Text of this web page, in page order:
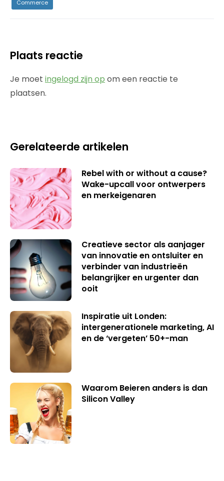
Commerce
Plaats reactie
Je moet ingelogd zijn op om een reactie te
plaatsen.
Gerelateerde artikelen
Rebel with or without a cause?
Wake-upcall voor ontwerpers
en merkeigenaren
Creatieve sector als aanjager
van innovatie en ontsluiter en
verbinder van industrieën
belangrijker en urgenter dan
ooit
Inspiratie uit Londen:
intergenerationele marketing, AI
en de ‘vergeten’ 50+-man
Waarom Beieren anders is dan
Silicon Valley